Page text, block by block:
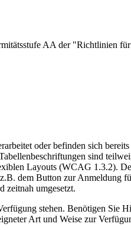
AA der "Richtlinien
oder befinden sich
sind
Layouts (WCAG 1.3.2).
dem Button zur Anmeldung
zeitnah umgesetzt.
stehen. Benötigen Sie
Art und Weise zur